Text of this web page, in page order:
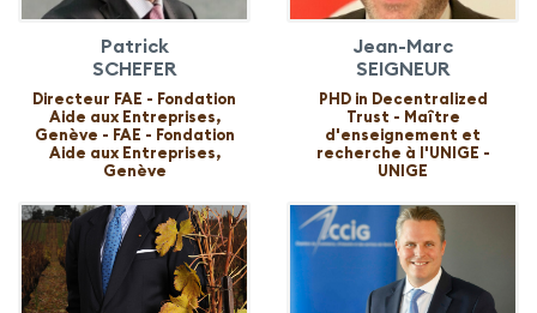
Patrick
SCHEFER
Directeur FAE - Fondation
Aide aux Entreprises,
Genève - FAE - Fondation
Aide aux Entreprises,
Genève
Jean-Marc
SEIGNEUR
PHD in Decentralized
Trust - Maître
d'enseignement et
recherche à l'UNIGE -
UNIGE